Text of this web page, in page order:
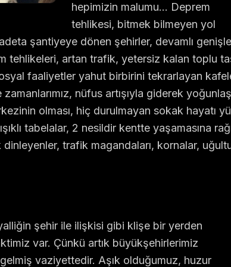
hepimizin malumu… Deprem
tehlikesi, bitmek bilmeyen yol
şantiyeye dönen şehirler, devamlı
tehlikeleri, artan trafik, yetersiz kalan toplu
faaliyetler yahut birbirini tekrarlayan
nüfus artışıyla giderek
olması, hiç durulmayan sokak hayatı
tabelalar, 2 nesildir kentte yaşamasına
dinleyenler, trafik magandaları, kornalar,
şehir ile ilişkisi gibi klişe bir yerden
var. Çünkü artık büyükşehirlerimiz
vaziyettedir. Aşık olduğumuz, huzur